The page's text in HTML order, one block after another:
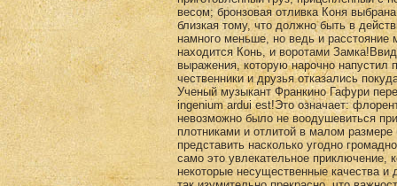
ве­сом; бронзовая отливка Коня
близкая тому, что должно быть в
намного меньше, но ведь и
находится Конь, и воротами
выражения, которую нарочно напустил
чественники и друзья отказались
Ученый музыкант Франкино Гафури
ingenium ardui est!Это означает:
невозможно было не вооду­шевиться
плотниками и отлитой в малом
представить насколько угодно
само это увлекательное приключение,
некоторые несущественные качества